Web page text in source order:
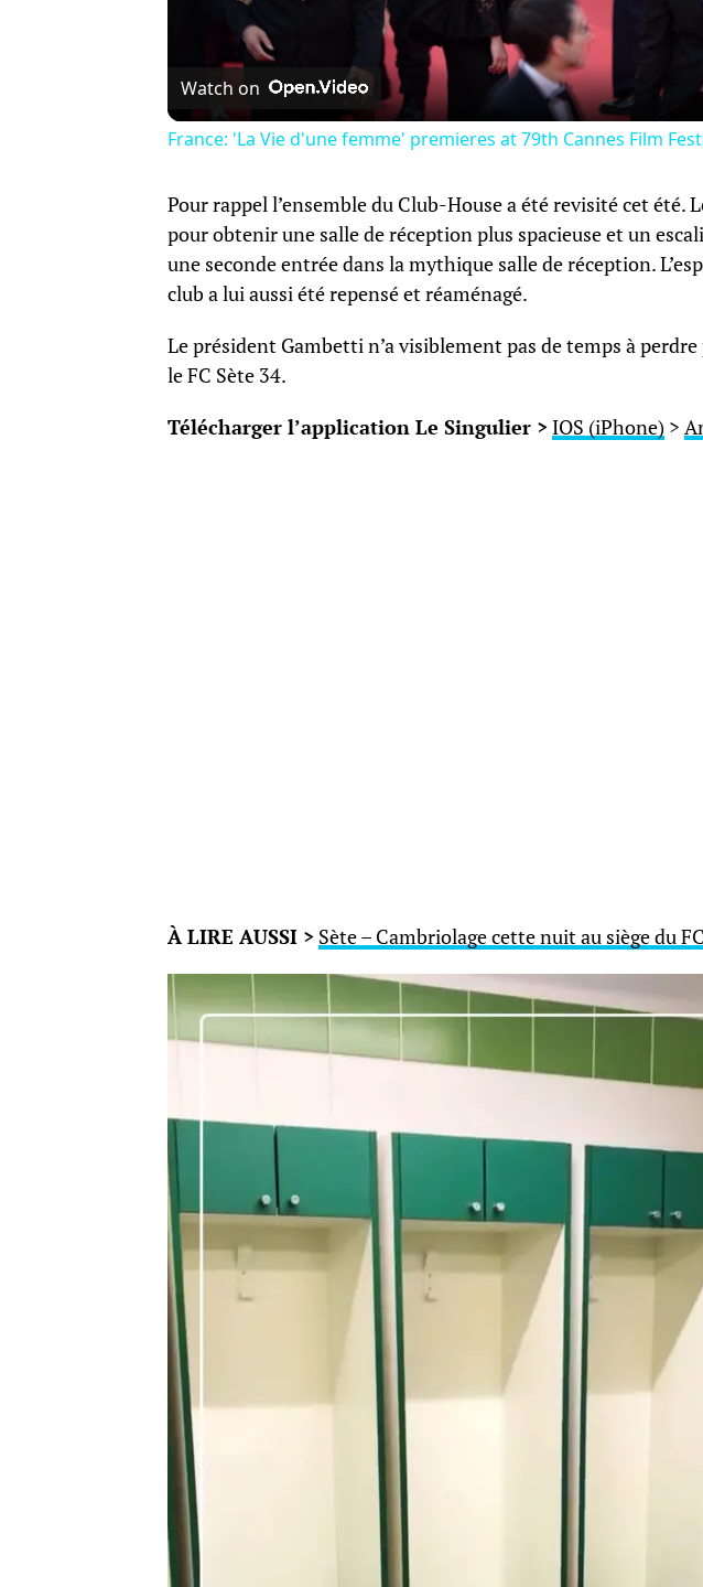
Video
Watch on
France: 'La Vie d'une femme' premieres at 79th Cannes Film
Pour rappel l’ensemble du Club-House a été revisité cet été.
pour obtenir une salle de réception plus spacieuse et un
une seconde entrée dans la mythique salle de réception.
club a lui aussi été repensé et réaménagé.
Le président Gambetti n’a visiblement pas de temps à
le FC Sète 34.
Télécharger l’application Le Singulier > IOS (iPhone) >
À LIRE AUSSI > Sète – Cambriolage cette nuit au siège du